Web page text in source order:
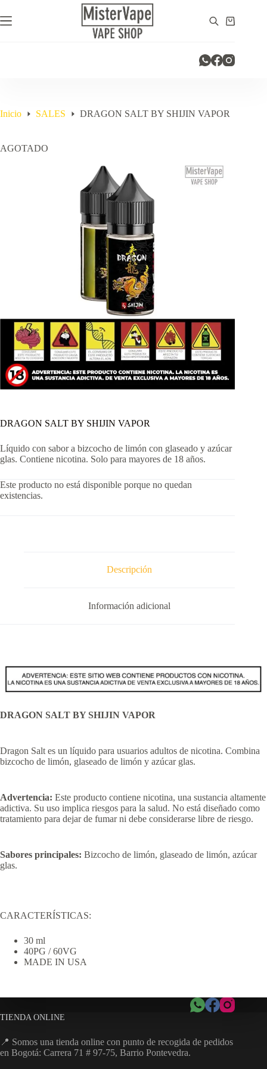
al
contenido
Carro
Inicio SALES DRAGON SALT BY SHIJIN VAPOR
AGOTADO
DRAGON SALT BY SHIJIN VAPOR
Líquido con sabor a bizcocho de limón con glaseado y azúcar
glas. Contiene nicotina. Solo para mayores de 18 años.
Este producto no está disponible porque no quedan
existencias.
Descripción
Información adicional
DRAGON SALT BY SHIJIN VAPOR
Dragon Salt es un líquido para usuarios adultos de nicotina. Combina
bizcocho de limón, glaseado de limón y azúcar glas.
Advertencia: Este producto contiene nicotina, una sustancia altamente
adictiva. Su uso implica riesgos para la salud. No está diseñado como
tratamiento para dejar de fumar ni debe considerarse libre de riesgo.
Sabores principales: Bizcocho de limón, glaseado de limón, azúcar
glas.
CARACTERÍSTICAS:
30 ml
40PG / 60VG
MADE IN USA
TIENDA ONLINE
📍 Somos una tienda online con punto de recogida de pedidos
en Bogotá: Carrera 71 # 97-75, Barrio Pontevedra.